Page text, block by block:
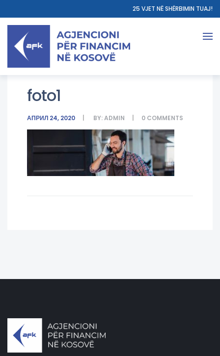
25 VJET NË SHËRBIMIN TUAJ!
foto1
АПРИЛ 24, 2020 BY:ADMIN 0 COMMENTS